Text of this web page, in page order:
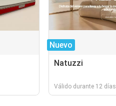
Nuevo
Natuzzi
Válido durante 12 días